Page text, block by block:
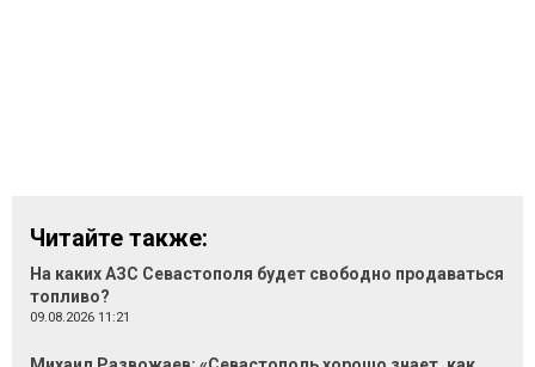
Читайте также:
На каких АЗС Севастополя будет свободно продаваться
топливо?
09.08.2026 11:21